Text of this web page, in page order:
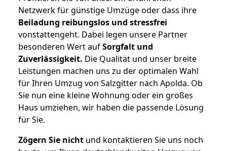
Netzwerk für günstige Umzüge oder dass ihre
Beiladung reibungslos und stressfrei
vonstattengeht. Dabei legen unsere Partner
besonderen Wert aufSorgfalt und
Zuverlässigkeit. Die Qualität und unser breite
Leistungen machen uns zu der optimalen Wahl
für Ihren Umzug von Salzgitter nach Apolda. Ob
Sie nun eine kleine Wohnung oder ein großes
Haus umziehen, wir haben die passende Lösung
für Sie.
Zögern Sie nicht und kontaktieren Sie uns noch